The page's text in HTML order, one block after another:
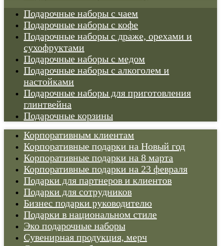
Подарочные наборы с чаем
Подарочные наборы с кофе
Подарочные наборы с драже, орехами и
сухофруктами
Подарочные наборы с медом
Подарочные наборы с алкоголем и
настойками
Подарочные наборы для приготовления
глинтвейна
Подарочные корзины
Корпоративным клиентам
Корпоративные подарки на Новый год
Корпоративные подарки на 8 марта
Корпоративные подарки на 23 февраля
Подарки для партнеров и клиентов
Подарки для сотрудников
Бизнес подарки руководителю
Подарки в национальном стиле
Эко подарочные наборы
Cувенирная продукция, мерч